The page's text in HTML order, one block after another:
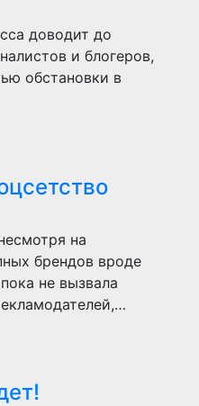
доводит до
и блогеров,
обстановки в
на
брендов вроде
не вызвала